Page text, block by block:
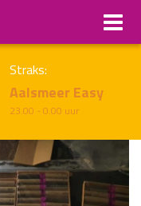
Straks:
Aalsmeer Easy
23.00 - 0.00 uur
Volgend uur